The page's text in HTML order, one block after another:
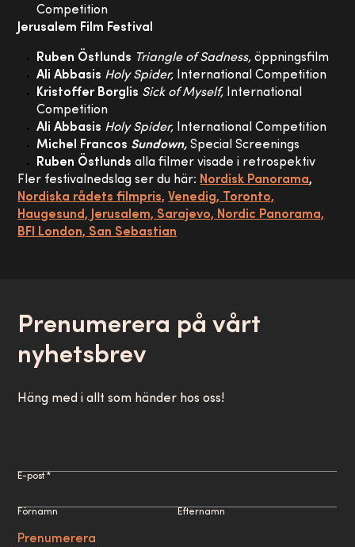
Competition
Jerusalem Film Festival
Ruben Östlunds Triangle of Sadness, öppningsfilm
Ali Abbasis Holy Spider, International Competition
Kristoffer Borglis Sick of Myself, International
Competition
Ali Abbasis Holy Spider, International Competition
Michel Francos Sundown, Special Screenings
Ruben Östlunds alla filmer visade i retrospektiv
Fler festivalnedslag ser du här: Nordisk Panorama,
Nordiska rådets filmpris, Venedig, Toronto,
Haugesund, Jerusalem, Sarajevo, Nordic Panorama,
BFI London, San Sebastian
Prenumerera på vårt
nyhetsbrev
Häng med i allt som händer hos oss!
E-post *
Förnamn Efternamn
Prenumerera